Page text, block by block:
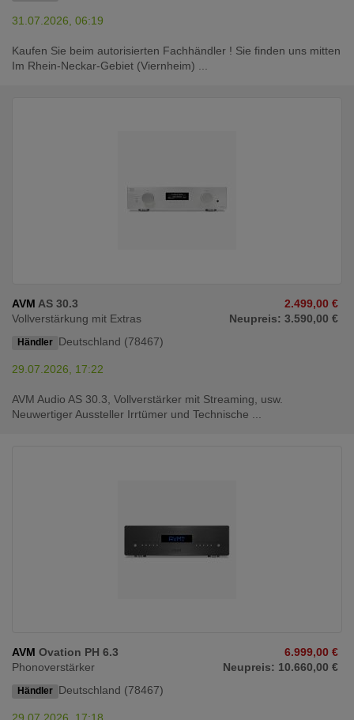
31.07.2026, 06:19
Kaufen Sie beim autorisierten Fachhändler ! Sie finden uns mitten
Im Rhein-Neckar-Gebiet (Viernheim) ...
AVM AS 30.3
Vollverstärkung mit Extras
Händler Deutschland (78467)
2.499,00 €
Neupreis: 3.590,00 €
29.07.2026, 17:22
AVM Audio AS 30.3, Vollverstärker mit Streaming, usw.
Neuwertiger Aussteller Irrtümer und Technische ...
AVM Ovation PH 6.3
Phonoverstärker
Händler Deutschland (78467)
6.999,00 €
Neupreis: 10.660,00 €